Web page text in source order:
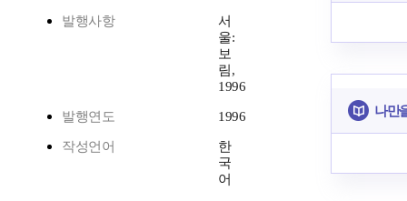
발행사항
서
울:
보
림,
1996
발행연도 1996
작성언어
한
국
어
나만